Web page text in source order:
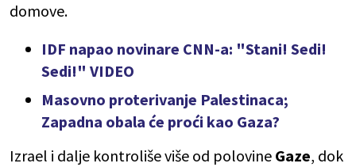
domove.
IDF napao novinare CNN-a: "Stani! Sedi!
Sedi!" VIDEO
Masovno proterivanje Palestinaca;
Zapadna obala će proći kao Gaza?
Izrael i dalje kontroliše više od polovine Gaze, dok